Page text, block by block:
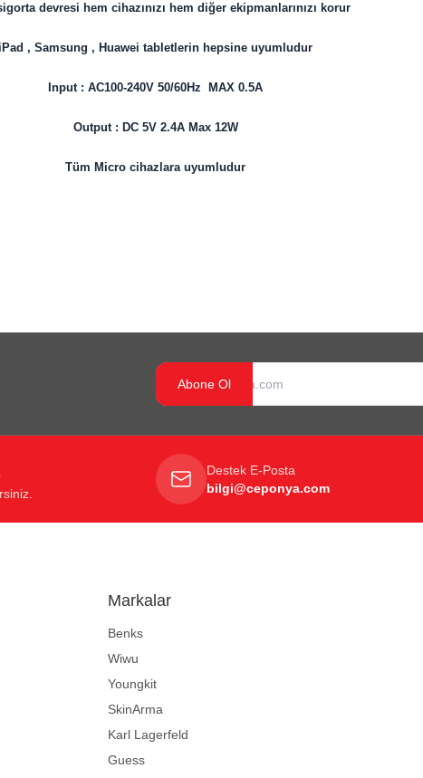
devresi hem cihazınızı hem diğer ekipmanlarınızı korur
iPad , Samsung , Huawei tabletlerin hepsine uyumludur
Input : AC100-240V 50/60Hz MAX 0.5A
Output : DC 5V 2.4A Max 12W
Tüm Micro cihazlara uyumludur
Abone Ol
Destek E-Posta
bilgi@ceponya.com
Markalar
Benks
Wiwu
Youngkit
SkinArma
Karl Lagerfeld
Guess